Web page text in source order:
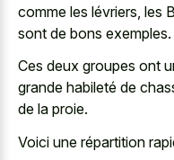
comme les lévriers, les
sont de bons exemples.
Ces deux groupes ont
grande habileté de
de la proie.
Voici une répartition